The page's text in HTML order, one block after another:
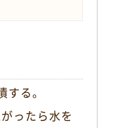
る。
ったら水を